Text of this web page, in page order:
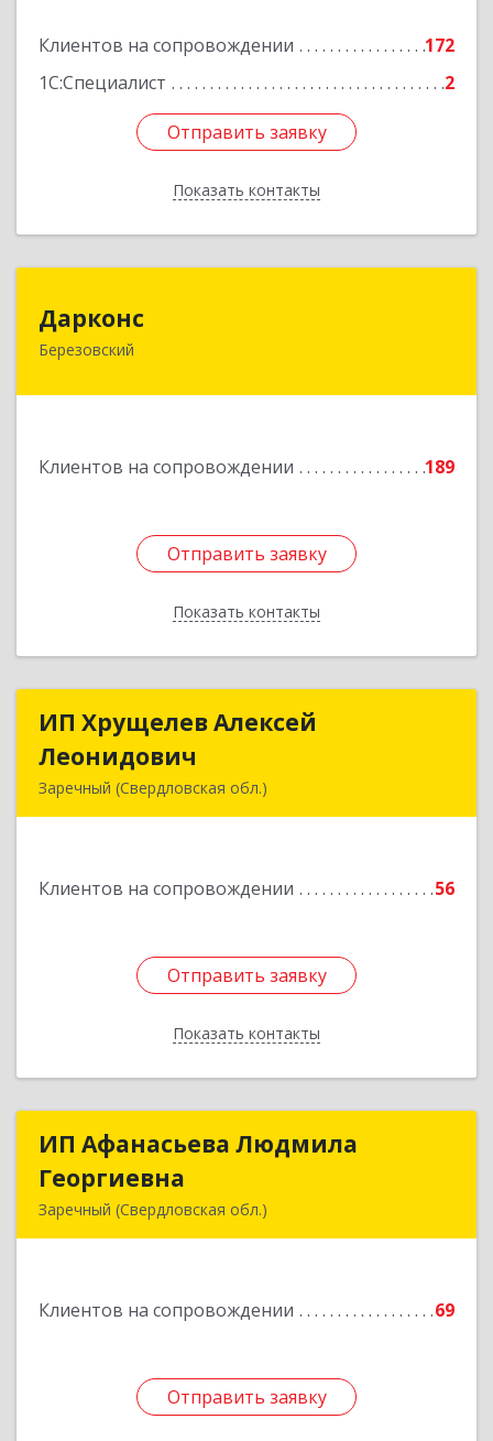
Клиентов на сопровождении
172
1С:Специалист
2
Отправить заявку
Показать контакты
Отправить заявку
Назад
Дарконс
Березовский
Клиентов на сопровождении 189
Отправить заявку
Показать контакты
623700, Свердловская обл, Березовский г,
Отправить заявку
Назад
ИП Хрущелев Алексей
Леонидович
Заречный (Свердловская обл.)
Клиентов на сопровождении 56
Отправить заявку
Показать контакты
ИП Хрущелев Алексей
Подробнее
Отправить заявку
Назад
ИП Афанасьева Людмила
Георгиевна
Заречный (Свердловская обл.)
Клиентов на сопровождении 69
Отправить заявку
ИП Афанасьева Людмила
Подробнее
Отправить заявку